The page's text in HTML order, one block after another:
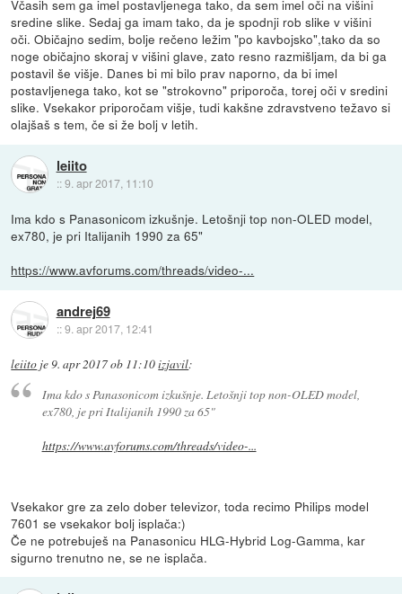
Včasih sem ga imel postavljenega tako, da sem imel oči na višini
sredine slike. Sedaj ga imam tako, da je spodnji rob slike v višini
oči. Običajno sedim, bolje rečeno ležim "po kavbojsko",tako da so
noge običajno skoraj v višini glave, zato resno razmišljam, da bi ga
postavil še višje. Danes bi mi bilo prav naporno, da bi imel
postavljenega tako, kot se "strokovno" priporoča, torej oči v sredini
slike. Vsekakor priporočam višje, tudi kakšne zdravstveno težavo si
olajšaš s tem, če si že bolj v letih.
leiito
::9. apr 2017, 11:10
Ima kdo s Panasonicom izkušnje. Letošnji top non-OLED model,
ex780, je pri Italijanih 1990 za 65"
https://www.avforums.com/threads/video-...
andrej69
::9. apr 2017, 12:41
leiito je9. apr 2017 ob 11:10izjavil:
Ima kdo s Panasonicom izkušnje. Letošnji top non-OLED model,
ex780, je pri Italijanih 1990 za 65"
https://www.avforums.com/threads/video-...
Vsekakor gre za zelo dober televizor, toda recimo Philips model
7601 se vsekakor bolj isplača:)
Če ne potrebuješ na Panasonicu HLG-Hybrid Log-Gamma, kar
sigurno trenutno ne, se ne isplača.